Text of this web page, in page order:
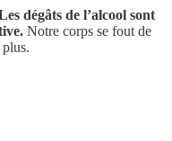
dégâts de l’alcool sont
Notre corps se fout de
plus.